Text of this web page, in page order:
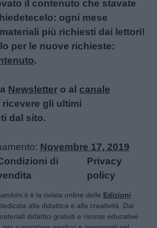
il contenuto che stavate
ogni mese
più richiesti dai lettori!
per le nuove richieste:
.
Newsletter o al canale
ricevere gli ultimi
dal sito.
Novembre 17, 2019
di
Privacy
policy
è la rivista online delle Edizioni
alla didattica e alla creatività. Dal
didattici gratuiti e risorse educative